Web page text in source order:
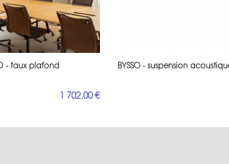
- faux plafond
1 702,00 €
BYSSO - suspension